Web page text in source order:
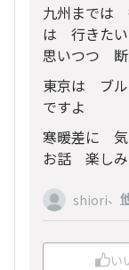
九州までは
は 行きたい
思いつつ 断
東京は ブ
ですよ
寒暖差に 気
お話 楽しみ
shiori、
い